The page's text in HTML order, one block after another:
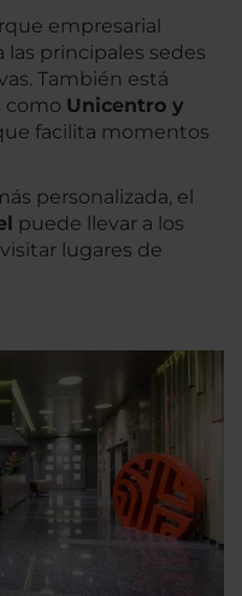
empresarial
las principales sedes
También está
como Unicentro y
facilita momentos
personalizada, el
puede llevar a los
lugares de